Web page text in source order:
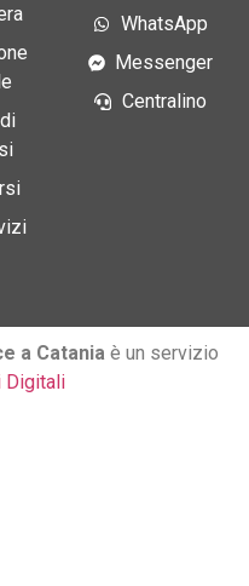
WhatsApp
Messenger
Centralino
a Catania è un servizio
Digitali